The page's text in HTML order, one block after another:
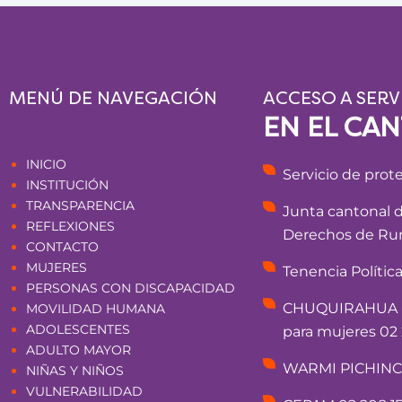
MENÚ DE NAVEGACIÓN
INICIO
INSTITUCIÓN
TRANSPARENCIA
REFLEXIONES
CONTACTO
MUJERES
PERSONAS CON DISCAPACIDAD
MOVILIDAD HUMANA
ADOLESCENTES
ADULTO MAYOR
NIÑAS Y NIÑOS
VULNERABILIDAD
ACCESO A
EN EL
Servicio de
Junta cantonal
Derechos de
Tenencia
para mujeres 02
WARMI